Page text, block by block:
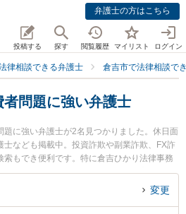
弁護士の方はこちら
投稿する 探す 閲覧履歴 マイリスト ログイン
律相談できる弁護士 倉吉市で法律相談で
問題に強い弁護士
に強い弁護士が2名見つかりました。休日面
なども掲載中。投資詐欺や副業詐欺、FX詐
もでき便利です。特に倉吉ひかり法律事務
き法律事務所の濵田 卓志弁護士のプロフィー
注目されています。『倉吉市で土日や夜間に
変更